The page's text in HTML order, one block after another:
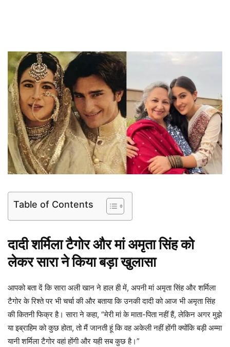
Table of Contents
दादी शर्मिला टैगोर और मां अमृता सिंह को
लेकर सारा ने किया बड़ा खुलासा
आपको बता दें कि सारा अली खान ने हाल ही में, अपनी मां अमृता सिंह और शर्मिला
टैगोर के रिश्ते पर भी चर्चा की और बताया कि उनकी दादी को आज भी अमृता सिंह
की कितनी फिक्र है। सारा ने कहा, “मेरी मां के माता-पिता नहीं हैं, लेकिन अगर मुझे
या इब्राहिम को कुछ होता, तो मैं जानती हूं कि वह अकेली नहीं होंगी क्योंकि बड़ी अम्मा
यानी शर्मिला टैगोर वहां होंगी और यही सब कुछ है।”